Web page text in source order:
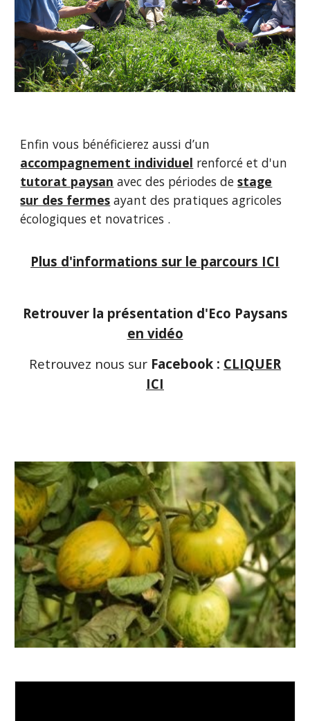
Enfin vous bénéficierez aussi d’un
accompagnement individuel renforcé et d'un
tutorat paysan avec des périodes destage
sur des fermes ayant des pratiques agricoles
écologiques et novatrices .
Plus d'informations sur le parcours ICI
Retrouver la présentation d'Eco Paysans
en vidéo
Retrouvez nous sur Facebook : CLIQUER
ICI